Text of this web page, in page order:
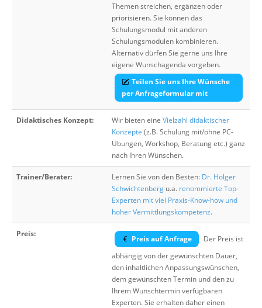
Themen streichen, ergänzen oder
priorisieren. Sie können das
Schulungsmodul mit anderen
Schulungsmodulen kombinieren.
Alternativ dürfen Sie gerne uns Ihre
eigene Wunschagenda vorgeben.
Teilen Sie uns Ihre Wünsche
per Anfrageformular mit
Didaktisches Konzept: Wir bieten eine Vielzahl didaktischer
Konzepte (z.B. Schulung mit/ohne PC-
Übungen, Workshop, Beratung etc.) ganz
nach Ihren Wünschen.
Trainer/Berater: Lernen Sie von den Besten: Dr. Holger
Schwichtenberg u.a. renommierte Top-
Experten mit viel Praxis-Know-how und
hoher Vermittlungskompetenz.
Preis:
Preis auf Anfrage
Der Preis ist
abhängig von der gewünschten Dauer,
den inhaltlichen Anpassungswünschen,
dem gewünschten Termin und den zu
Ihrem Wunschtermin verfügbaren
Experten. Sie erhalten daher einen